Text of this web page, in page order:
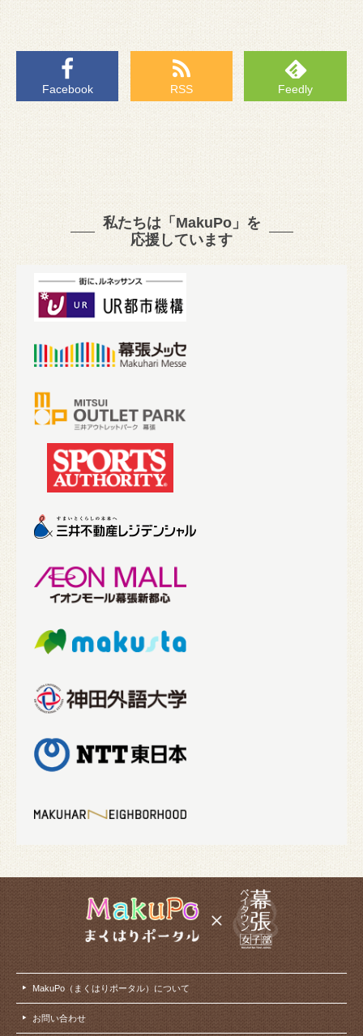
Facebook RSS Feedly
私たちは「MakuPo」を
応援しています
MakuPo（まくはりポータル）について
お問い合わせ